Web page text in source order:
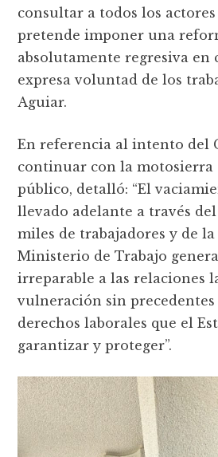
consultar a todos los
pretende imponer una
absolutamente regresiva en
expresa voluntad de los
Aguiar.
En referencia al intento del
continuar con la motosierra
público, detalló: “El
llevado adelante a través
miles de trabajadores y de
Ministerio de Trabajo
irreparable a las relaciones
vulneración sin precedentes
derechos laborales que el
garantizar y proteger”.